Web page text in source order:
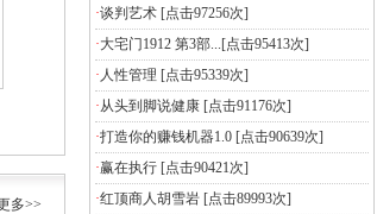
多>>
·谈判艺术 [点击97256次]
·大宅门1912 第3部...[点击95413次]
· 人性管理 [点击95339次]
·从头到脚说健康 [点击91176次]
·打造你的赚钱机器1.0 [点击90639次]
·赢在执行 [点击90421次]
·红顶商人胡雪岩 [点击89993次]